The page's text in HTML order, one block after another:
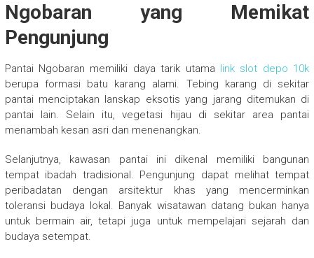
Ngobaran yang Memikat
Pengunjung
Pantai Ngobaran memiliki daya tarik utama link slot depo 10k
berupa formasi batu karang alami. Tebing karang di sekitar
pantai menciptakan lanskap eksotis yang jarang ditemukan di
pantai lain. Selain itu, vegetasi hijau di sekitar area pantai
menambah kesan asri dan menenangkan.
Selanjutnya, kawasan pantai ini dikenal memiliki bangunan
tempat ibadah tradisional. Pengunjung dapat melihat tempat
peribadatan dengan arsitektur khas yang mencerminkan
toleransi budaya lokal. Banyak wisatawan datang bukan hanya
untuk bermain air, tetapi juga untuk mempelajari sejarah dan
budaya setempat.